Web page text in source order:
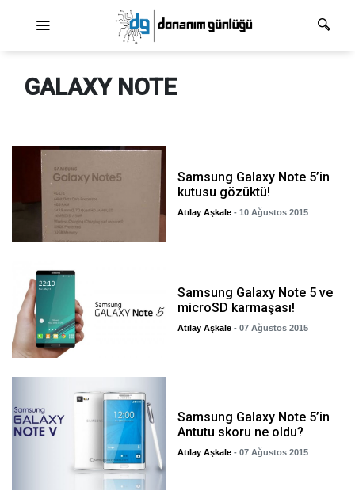
GALAXY NOTE
Samsung Galaxy Note 5’in
kutusu gözüktü!
Atılay Aşkale - 10 Ağustos 2015
Samsung Galaxy Note 5 ve
microSD karmaşası!
Atılay Aşkale - 07 Ağustos 2015
Samsung Galaxy Note 5’in
Antutu skoru ne oldu?
Atılay Aşkale - 07 Ağustos 2015